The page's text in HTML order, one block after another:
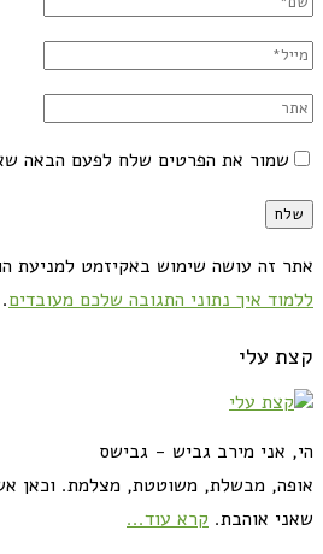
שמור את הפרטים שלח לפעם הבאה
אתר זה עושה שימוש באקיזמט למניעת
ללמוד איך נתוני התגובה שלכם מעובדים.
קצת עלי
הי, אני מירב גביש - גבישס
אופה, מבשלת, משוטטת, מצלמת. וכאן
שאני אוהבת. קרא עוד...